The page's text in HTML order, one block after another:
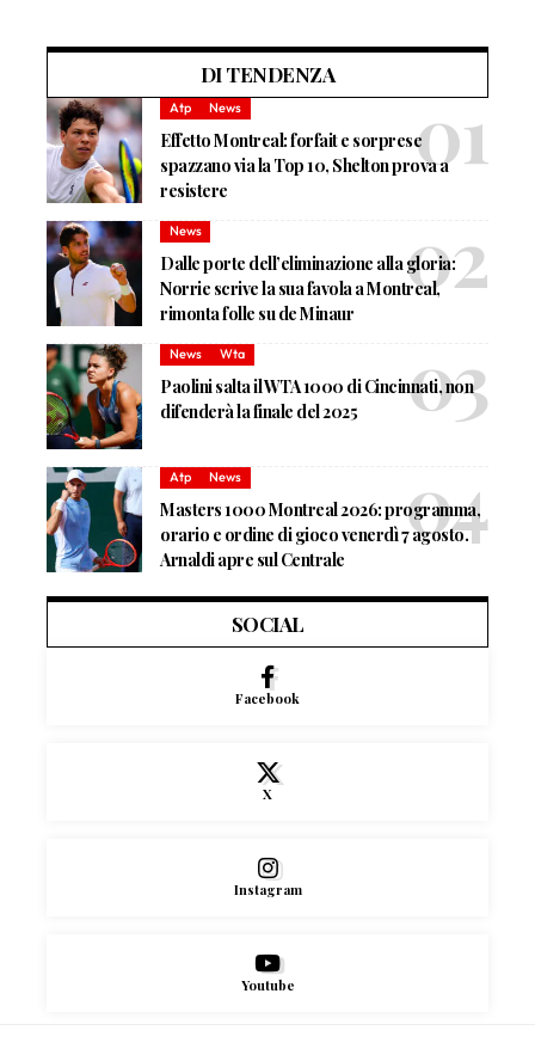
DI TENDENZA
Atp News
Effetto Montreal: forfait e sorprese
spazzano via la Top 10, Shelton prova a
resistere
News
Dalle porte dell’eliminazione alla gloria:
Norrie scrive la sua favola a Montreal,
rimonta folle su de Minaur
News Wta
Paolini salta il WTA 1000 di Cincinnati, non
difenderà la finale del 2025
Atp News
Masters 1000 Montreal 2026: programma,
orario e ordine di gioco venerdì 7 agosto.
Arnaldi apre sul Centrale
SOCIAL
Facebook
X
Instagram
Youtube